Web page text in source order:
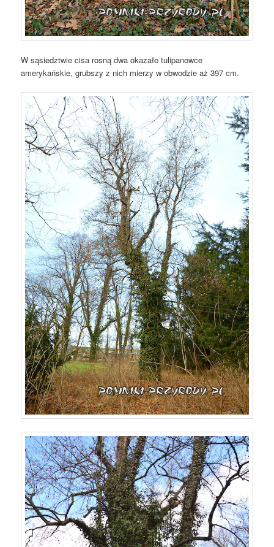
W sąsiedztwie cisa rosną dwa okazałe tulipanowce
amerykańskie, grubszy z nich mierzy w obwodzie aż 397 cm.